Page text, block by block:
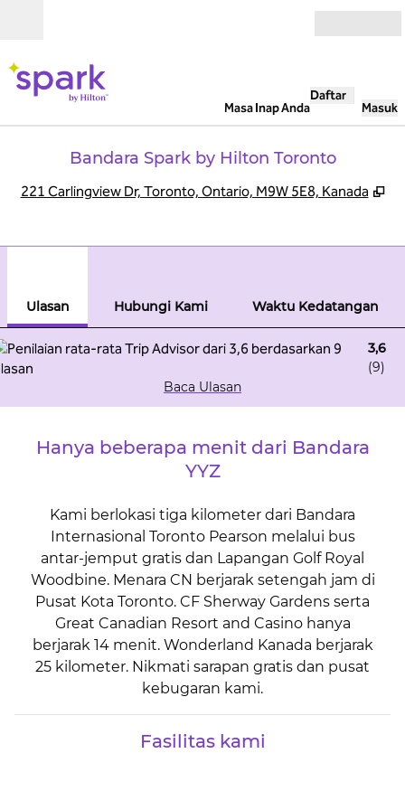
Masa Inap Anda
Daftar
Masuk
Bandara Spark by Hilton Toronto
221 Carlingview Dr, Toronto, Ontario, M9W 5E8, Kanada ,
Ulasan Hubungi Kami
Waktu Kedatangan
3,6
(9)
Baca Ulasan
Hanya beberapa menit dari Bandara
YYZ
Kami berlokasi tiga kilometer dari Bandara
Internasional Toronto Pearson melalui bus
antar-jemput gratis dan Lapangan Golf Royal
Woodbine. Menara CN berjarak setengah jam di
Pusat Kota Toronto. CF Sherway Gardens serta
Great Canadian Resort and Casino hanya
berjarak 14 menit. Wonderland Kanada berjarak
25 kilometer. Nikmati sarapan gratis dan pusat
kebugaran kami.
Fasilitas kami